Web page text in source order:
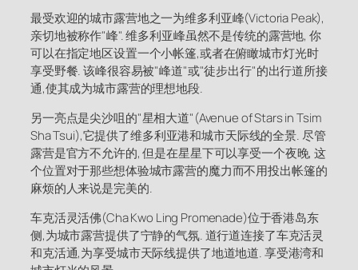
最受欢迎的城市露营地之一为维多利亚峰(Victoria Peak),
亲切地被称作"峰". 维多利亚峰虽然不是传统的露营地, 你
可以在指定地区设置一个小帐篷,或者在俯瞰城市灯光时
享受野餐. 该峰很容易被"峰道"或"徒步出行"的出行道所接
通,使其成为城市露营的理想地段.
另一亮点是尖沙咀的"星相大道"(Avenue of Stars in Tsim
Sha Tsui),它提供了维多利亚港和城市天际线的全景. 尽管
露营是官方不允许的, 但是在星星下可以享受一个夜晚, 这
个位置对于那些想体验城市露营的魔力而不用投出帐篷的
麻烦的人来说是完美的.
车克活灵活佛(Cha Kwo Ling Promenade)位于香港岛东
侧,为城市露营提供了宁静的气氛. 道行道连接了车克活灵
和克活通,为享受城市天际线提供了地道地道. 享受港湾和